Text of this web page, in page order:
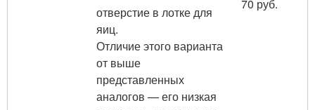
отверстие в лотке для
яиц.
Отличие этого варианта
от выше
представленных
аналогов — его низкая
70 руб.